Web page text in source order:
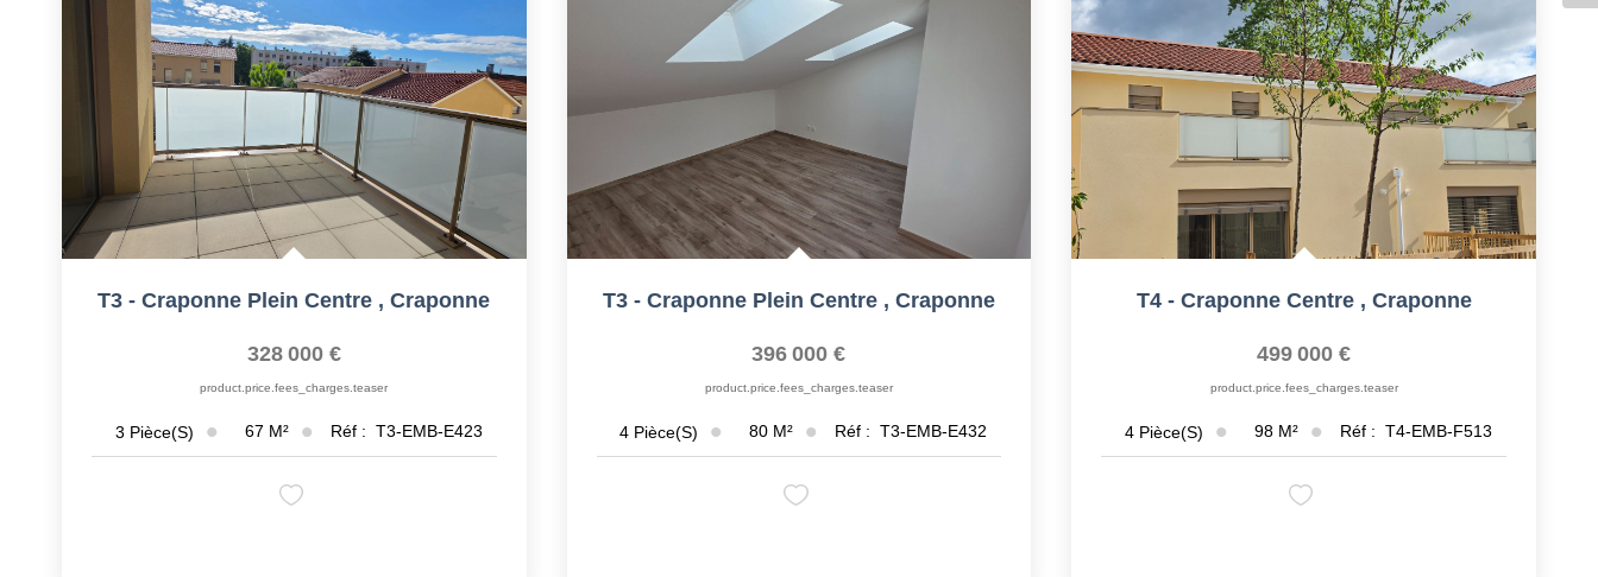
T3 - Craponne Plein Centre ,Craponne
328 000 €
product.price.fees_charges.teaser
3 Pièce(s) 67 M² Réf : T3-EMB-E423
T3 - Craponne Plein Centre , Craponne
396 000 €
product.price.fees_charges.teaser
4 Pièce(s) 80 M² Réf : T3-EMB-E432
T4 - Craponne Centre , Craponne
499 000 €
product.price.fees_charges.teaser
4 Pièce(s) 98 M² Réf : T4-EMB-F513